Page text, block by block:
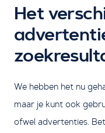
Het
We hebben het nu
maar je kunt ook
ofwel advertenties.